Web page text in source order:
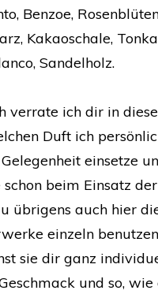
Benzoe,
Kakaoschale,
Sandelholz.
verrate ich dir in
Duft ich
einsetze
beim Einsatz der
übrigens auch hier
einzeln
sie dir ganz
und so, wie